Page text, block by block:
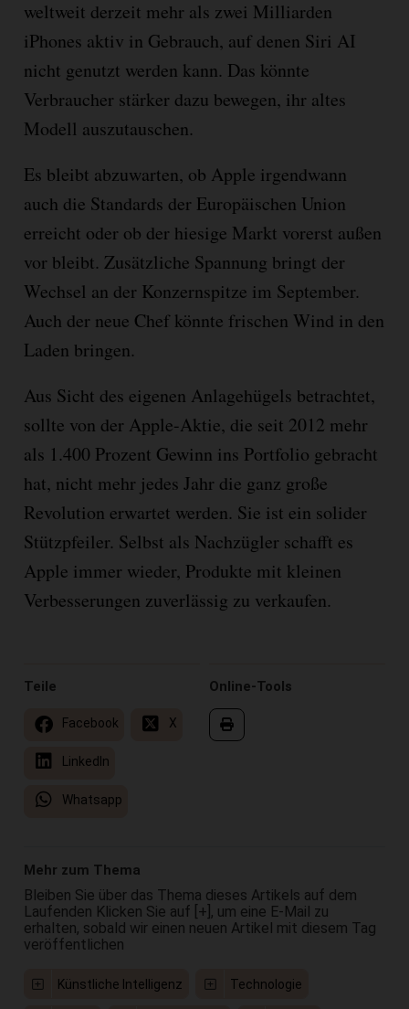
weltweit derzeit mehr als zwei Milliarden
iPhones aktiv in Gebrauch, auf denen Siri AI
nicht genutzt werden kann. Das könnte
Verbraucher stärker dazu bewegen, ihr altes
Modell auszutauschen.
Es bleibt abzuwarten, ob Apple irgendwann
auch die Standards der Europäischen Union
erreicht oder ob der hiesige Markt vorerst außen
vor bleibt. Zusätzliche Spannung bringt der
Wechsel an der Konzernspitze im September.
Auch der neue Chef könnte frischen Wind in den
Laden bringen.
Aus Sicht des eigenen Anlagehügels betrachtet,
sollte von der Apple-Aktie, die seit 2012 mehr
als 1.400 Prozent Gewinn ins Portfolio gebracht
hat, nicht mehr jedes Jahr die ganz große
Revolution erwartet werden. Sie ist ein solider
Stützpfeiler. Selbst als Nachzügler schafft es
Apple immer wieder, Produkte mit kleinen
Verbesserungen zuverlässig zu verkaufen.
Online-Tools
Teile
Facebook X
LinkedIn
Whatsapp
Mehr zum Thema
Bleiben Sie über das Thema dieses Artikels auf dem
Laufenden Klicken Sie auf [+], um eine E-Mail zu
erhalten, sobald wir einen neuen Artikel mit diesem Tag
veröffentlichen
Künstliche Intelligenz Technologie